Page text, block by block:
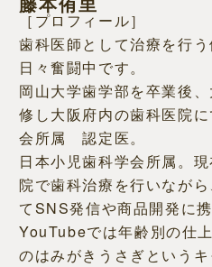
［プロフィール］
歯科医師として治療を行
日々奮闘中です。
岡山大学歯学部を卒業後
修し大阪府内の歯科医院
会所属 認定医。
日本小児歯科学会所属。
院で歯科治療を行いなが
てSNS発信や商品開発に携
YouTubeでは年齢別の仕
のはみがきうさぎという